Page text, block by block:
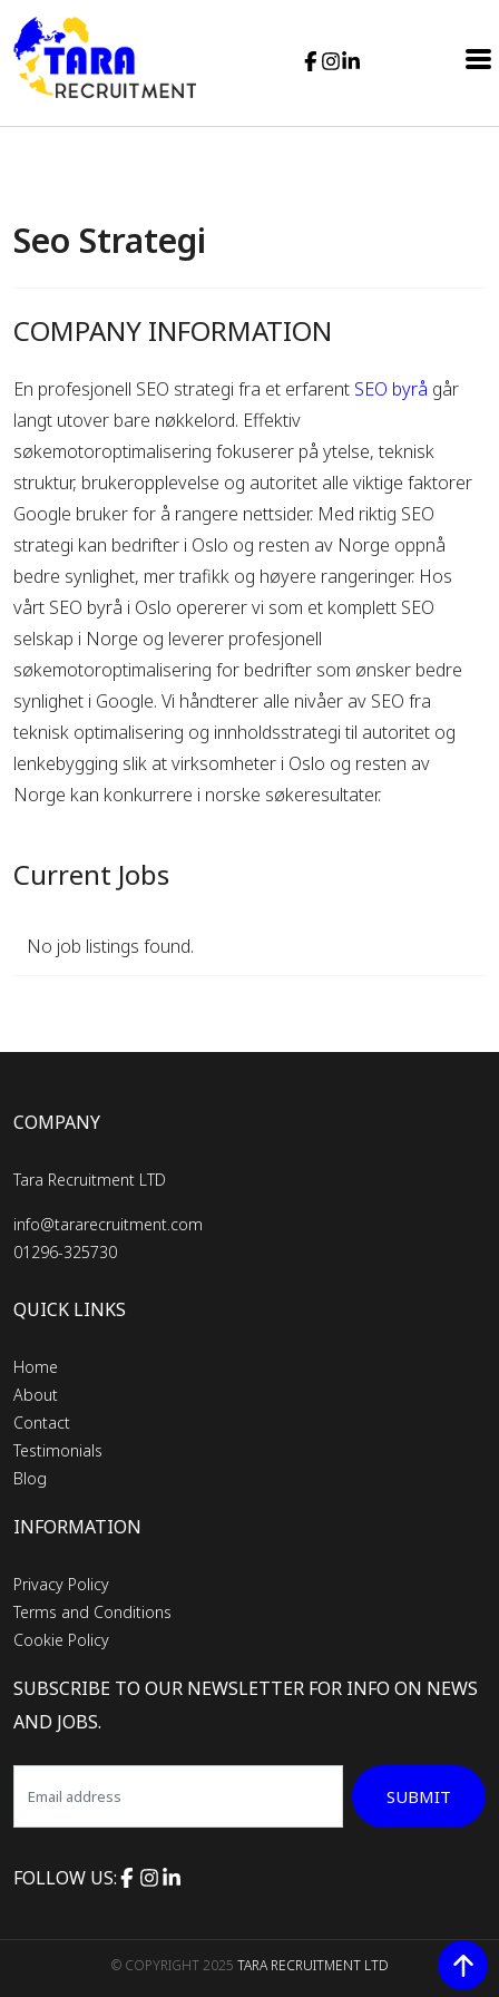
Seo Strategi
COMPANY INFORMATION
En profesjonell SEO strategi fra et erfarent SEO byrå går
langt utover bare nøkkelord. Effektiv
søkemotoroptimalisering fokuserer på ytelse, teknisk
struktur, brukeropplevelse og autoritet alle viktige faktorer
Google bruker for å rangere nettsider. Med riktig SEO
strategi kan bedrifter i Oslo og resten av Norge oppnå
bedre synlighet, mer trafikk og høyere rangeringer. Hos
vårt SEO byrå i Oslo opererer vi som et komplett SEO
selskap i Norge og leverer profesjonell
søkemotoroptimalisering for bedrifter som ønsker bedre
synlighet i Google. Vi håndterer alle nivåer av SEO fra
teknisk optimalisering og innholdsstrategi til autoritet og
lenkebygging slik at virksomheter i Oslo og resten av
Norge kan konkurrere i norske søkeresultater.
Current Jobs
No job listings found.
COMPANY
Tara Recruitment LTD
info@tararecruitment.com
01296-325730
QUICK LINKS
Home
About
Contact
Testimonials
Blog
INFORMATION
Privacy Policy
Terms and Conditions
Cookie Policy
SUBSCRIBE TO OUR NEWSLETTER FOR INFO ON NEWS
AND JOBS.
SUBMIT
FOLLOW US:
© COPYRIGHT 2025 TARA RECRUITMENT LTD